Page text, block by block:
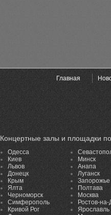
Главная
Концертные залы и площадки
Одесса
Киев
Львов
Донецк
Крым
Ялта
Черноморск
Симферополь
Кривой Рог
Минск
Анапа
Луганск
Запорожье
Полтава
Москва
Ростов-
Ярославль